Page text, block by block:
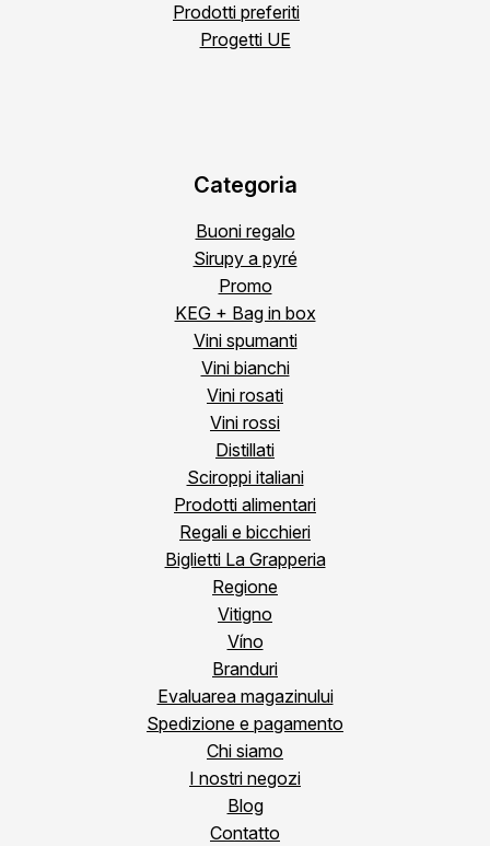
Prodotti preferiti
Progetti UE
Categoria
Buoni regalo
Sirupy a pyré
Promo
KEG + Bag in box
Vini spumanti
Vini bianchi
Vini rosati
Vini rossi
Distillati
Sciroppi italiani
Prodotti alimentari
Regali e bicchieri
Biglietti La Grapperia
Regione
Vitigno
Víno
Branduri
Evaluarea magazinului
Spedizione e pagamento
Chi siamo
I nostri negozi
Blog
Contatto